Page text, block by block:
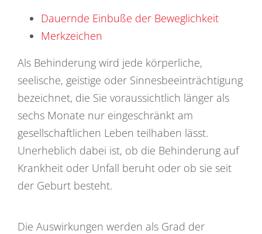
Dauernde Einbuße der Beweglichkeit
Merkzeichen
Als Behinderung wird jede körperliche,
seelische, geistige oder Sinnesbeeinträchtigung
bezeichnet, die Sie voraussichtlich länger als
sechs Monate nur eingeschränkt am
gesellschaftlichen Leben teilhaben lässt.
Unerheblich dabei ist, ob die Behinderung auf
Krankheit oder Unfall beruht oder ob sie seit
der Geburt besteht.
Die Auswirkungen werden als Grad der